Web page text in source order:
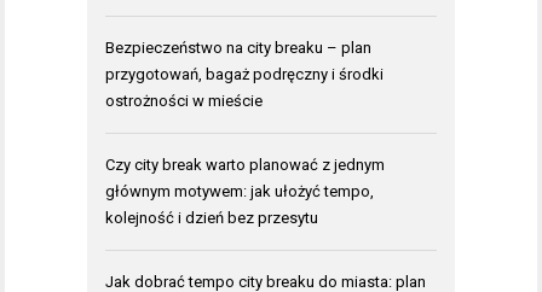
Bezpieczeństwo na city breaku – plan
przygotowań, bagaż podręczny i środki
ostrożności w mieście
Czy city break warto planować z jednym
głównym motywem: jak ułożyć tempo,
kolejność i dzień bez przesytu
Jak dobrać tempo city breaku do miasta: plan